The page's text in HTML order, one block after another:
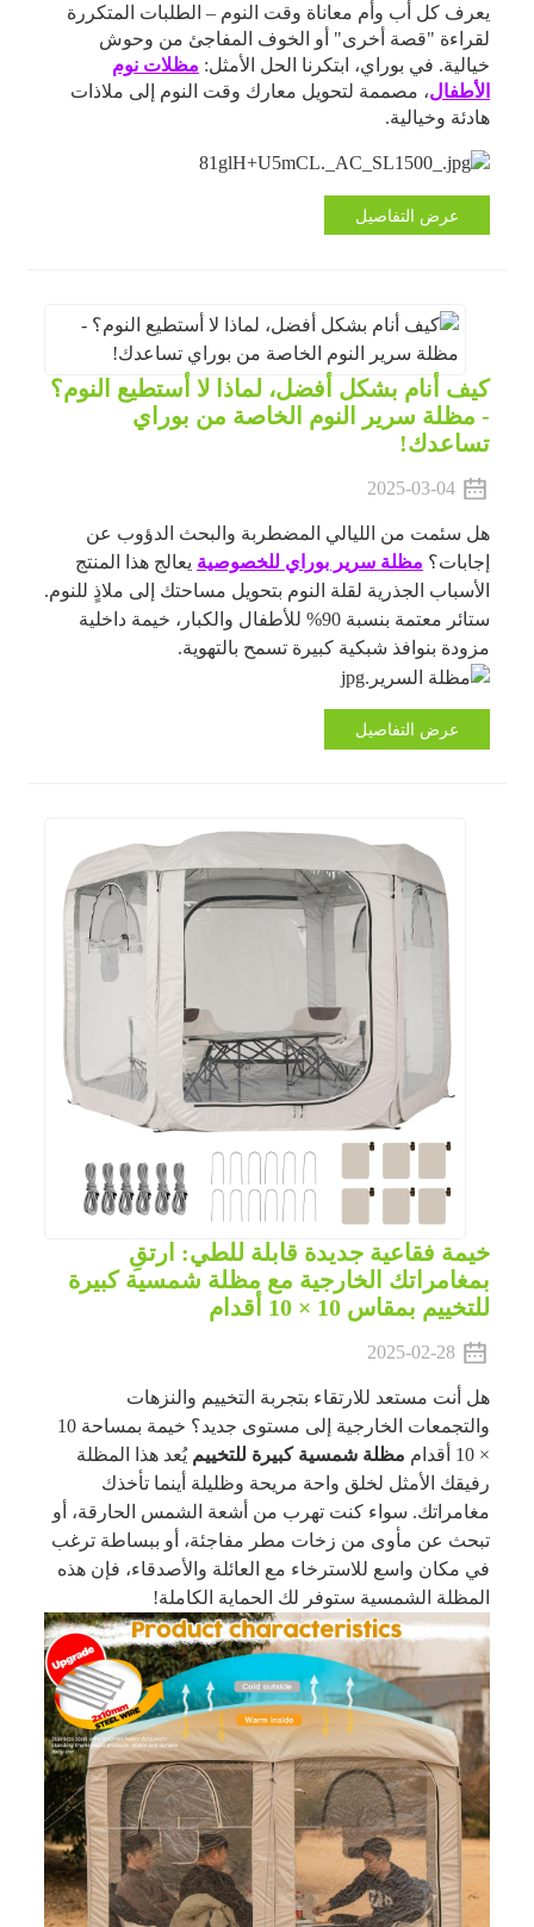
يعرف كل أب وأم معاناة وقت النوم – الطلبات المتكررة
لقراءة "قصة أخرى" أو الخوف المفاجئ من وحوش
خيالية. في بوراي، ابتكرنا الحل الأمثل: مظلات نوم
الأطفال، مصممة لتحويل معارك وقت النوم إلى ملاذات
هادئة وخيالية.
عرض التفاصيل
كيف أنام بشكل أفضل، لماذا لا أستطيع النوم؟
- مظلة سرير النوم الخاصة من بوراي
تساعدك!
2025-03-04
هل سئمت من الليالي المضطربة والبحث الدؤوب عن
إجابات؟ مظلة سرير بوراي للخصوصية يعالج هذا المنتج
الأسباب الجذرية لقلة النوم بتحويل مساحتك إلى ملاذٍ للنوم.
ستائر معتمة بنسبة 90% للأطفال والكبار، خيمة داخلية
مزودة بنوافذ شبكية كبيرة تسمح بالتهوية.
عرض التفاصيل
خيمة فقاعية جديدة قابلة للطي: ارتقِ
بمغامراتك الخارجية مع مظلة شمسية كبيرة
للتخييم بمقاس 10 × 10 أقدام
2025-02-28
هل أنت مستعد للارتقاء بتجربة التخييم والنزهات
والتجمعات الخارجية إلى مستوى جديد؟ خيمة بمساحة 10
× 10 أقدام
مظلة شمسية كبيرة للتخييم يُعد هذا المظلة
رفيقك الأمثل لخلق واحة مريحة وظليلة أينما تأخذك
مغامراتك. سواء كنت تهرب من أشعة الشمس الحارقة، أو
تبحث عن مأوى من زخات مطر مفاجئة، أو ببساطة ترغب
في مكان واسع للاسترخاء مع العائلة والأصدقاء، فإن هذه
المظلة الشمسية ستوفر لك الحماية الكاملة!